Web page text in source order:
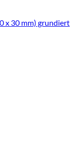
x 30 mm) grundiert